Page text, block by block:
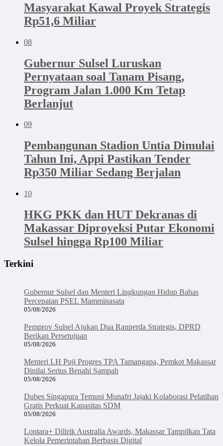
Masyarakat Kawal Proyek Strategis
Rp51,6 Miliar
08
Gubernur Sulsel Luruskan
Pernyataan soal Tanam Pisang,
Program Jalan 1.000 Km Tetap
Berlanjut
09
Pembangunan Stadion Untia Dimulai
Tahun Ini, Appi Pastikan Tender
Rp350 Miliar Sedang Berjalan
10
HKG PKK dan HUT Dekranas di
Makassar Diproyeksi Putar Ekonomi
Sulsel hingga Rp100 Miliar
Terkini
Gubernur Sulsel dan Menteri Lingkungan Hidup Bahas
Percepatan PSEL Mamminasata
05/08/2026
Pemprov Sulsel Ajukan Dua Ranperda Strategis, DPRD
Berikan Persetujuan
05/08/2026
Menteri LH Puji Progres TPA Tamangapa, Pemkot Makassar
Dinilai Serius Benahi Sampah
05/08/2026
Dubes Singapura Temuni Munafri Jajaki Kolaborasi Pelatihan
Gratis Perkuat Kapasitas SDM
05/08/2026
Lontara+ Dilirik Australia Awards, Makassar Tampilkan Tata
Kelola Pemerintahan Berbasis Digital